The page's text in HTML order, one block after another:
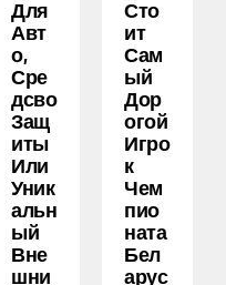
Для
Авт
О,
Сре
Дсво
Защ
Иты
Или
Уник
Альн
Ый
Вне
Шни
Сто
Ит
Сам
Ый
Дор
Огой
Игро
К
Чем
Пио
Ната
Бел
Арус